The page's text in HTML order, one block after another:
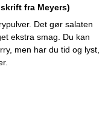
fra Meyers)
Det gør salaten
ekstra smag. Du kan
men har du tid og lyst,